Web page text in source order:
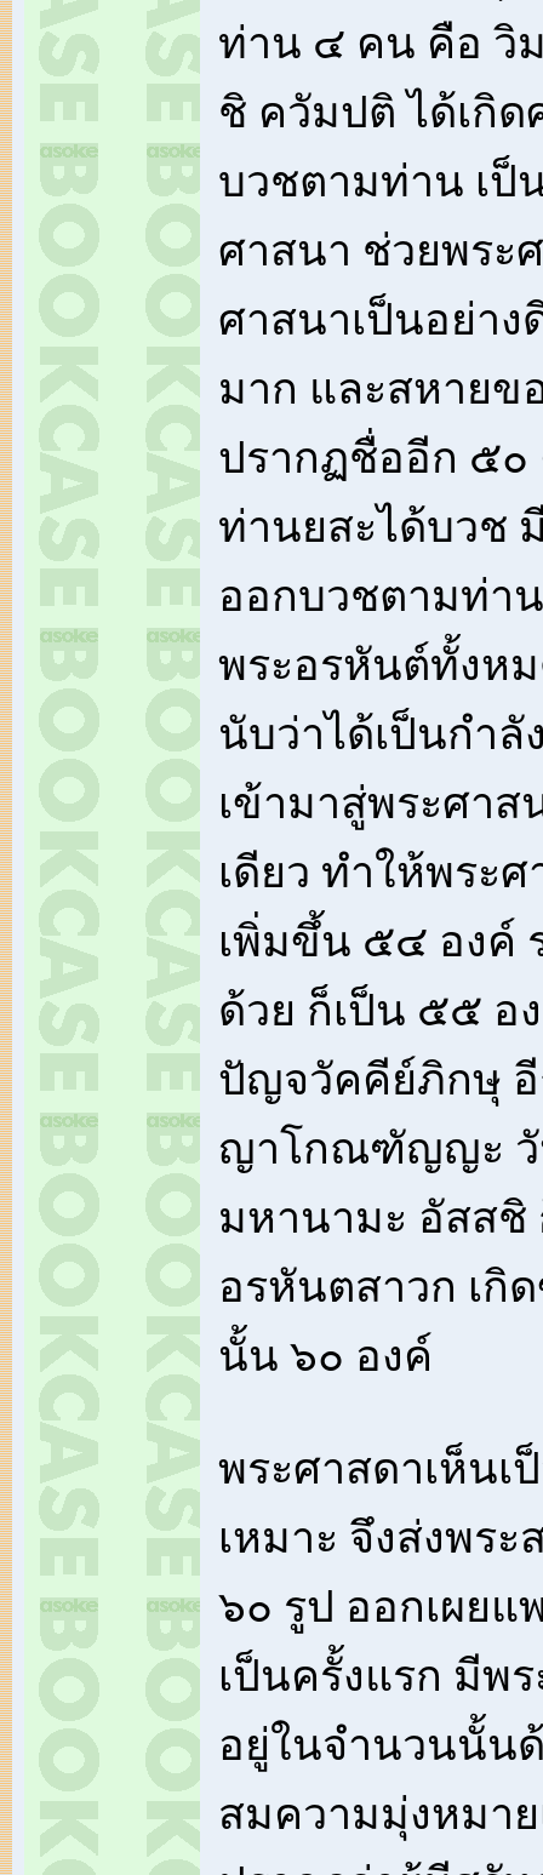
ท่าน ๔ คน คือ
ชิ ควัมปติ ได้เกิด
บวชตามท่าน เป็
ศาสนา ช่วยพระ
ศาสนาเป็นอย่าง
มาก และสหายข
ปรากฏชื่ออีก ๕๐
ท่านยสะได้บวช
ออกบวชตามท่า
พระอรหันต์ทั้งห
นับว่าได้เป็นกำ
เข้ามาสู่พระศาส
เดียว ทำให้พระ
เพิ่มขึ้น ๕๔ องค์
ด้วย ก็เป็น ๕๕ อ
ปัญจวัคคีย์ภิกษุ
ญาโกณฑัญญะ วั
มหานามะ อัสสชิ
อรหันตสาวก เกิ
นั้น ๖๐ องค์
พระศาสดาเห็นเ
เหมาะ จึงส่งพร
๖๐ รูป ออกเผยแ
เป็นครั้งแรก มีพ
อยู่ในจำนวนนั้น
สมความมุ่งหมา